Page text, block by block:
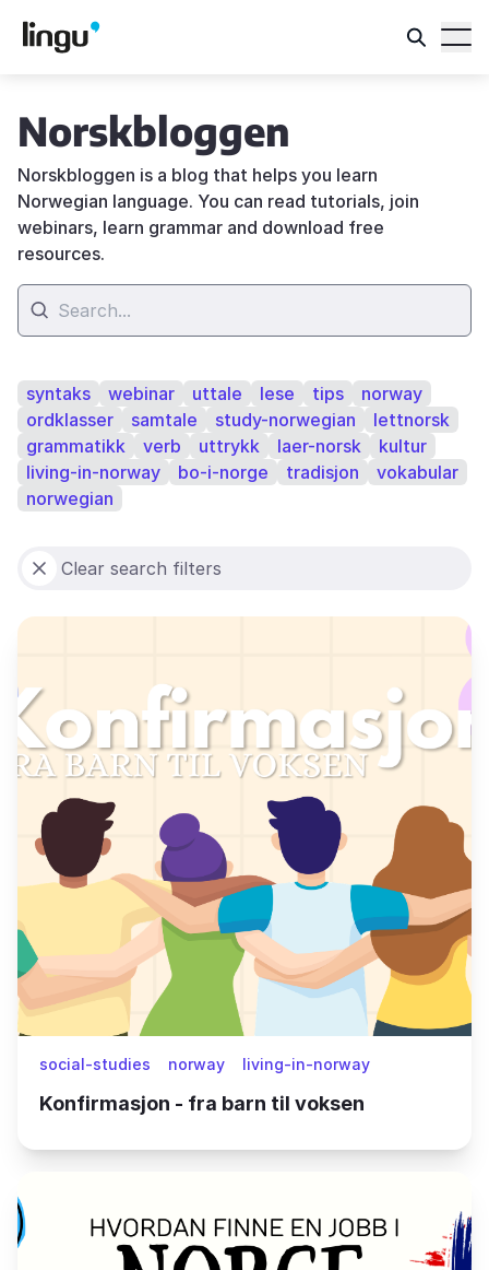
Norskbloggen
Norskbloggen is a blog that helps you learn
Norwegian language. You can read tutorials, join
webinars, learn grammar and download free
resources.
syntaks webinar uttale lese tips
norway
ordklasser
samtale study-norwegian
lettnorsk
grammatikk
verb uttrykk laer-norsk
kultur
living-in-norway
bo-i-norge tradisjon
vokabular
norwegian
Clear search filters
social-studies norway living-in-norway
Konfirmasjon - fra barn til voksen